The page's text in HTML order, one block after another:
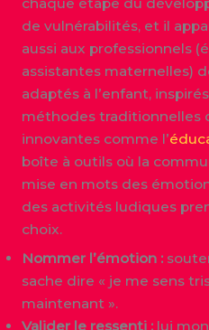
de vulnérabilités, et il
aussi aux professionnels
assistantes maternelles)
adaptés à l’enfant,
méthodes traditionnelles
innovantes comme l’
boîte à outils où la
mise en mots des
des activités ludiques
choix.
Nommer l’émotion :
sache dire « je me sens
maintenant ».
Valider le ressenti :lui